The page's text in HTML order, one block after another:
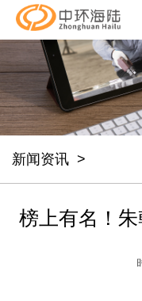
新闻资讯 >
榜上有名！